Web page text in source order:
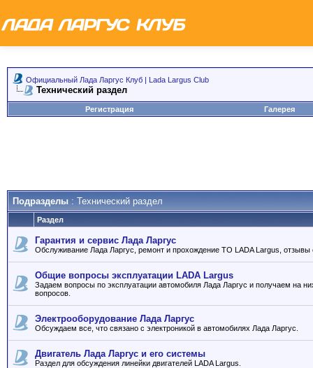
Официальный Лада Ларгус Клуб | Lada Largus Club
Технический раздел
Регистрация Галерея
Подразделы : Технический раздел
Раздел
Гарантия и сервис Лада Ларгус
Обслуживание Лада Ларгус, ремонт и прохождение ТО LADA Largus,
Общие вопросы эксплуатации LADA Largus
Задаем вопросы по эксплуатации автомобиля Лада Ларгус и получаем на
вопросов.
Электрооборудование Лада Ларгус
Обсуждаем все, что связано с электроникой в автомобилях Лада Ларгус.
Двигатель Лада Ларгус и его системы
Раздел для обсуждения линейки двигателей LADA Largus.